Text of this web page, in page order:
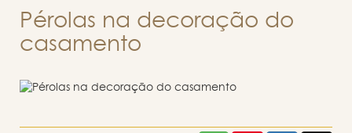
Pérolas na decoração do
casamento